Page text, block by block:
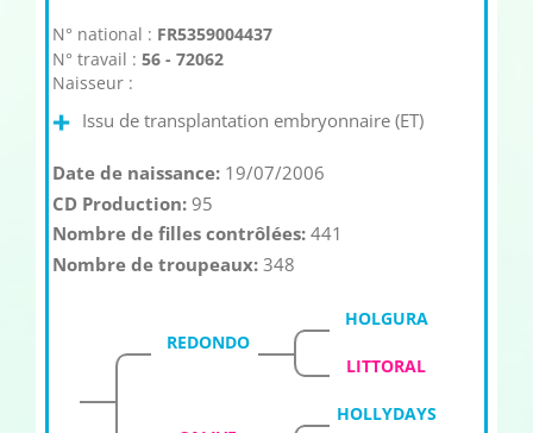
N° national : FR5359004437
N° travail : 56 - 72062
Naisseur :
Issu de transplantation embryonnaire (ET)
Date de naissance: 19/07/2006
CD Production:95
Nombre de filles contrôlées:441
Nombre de troupeaux:348
REDONDO
HOLGURA
LITTORAL
HOLLYDAYS